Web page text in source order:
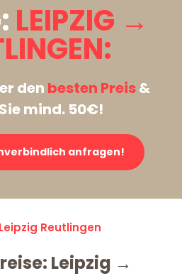
LEIPZIG →
den besten Preis&
mind. 50€!
anfragen!
Reutlingen
Leipzig →